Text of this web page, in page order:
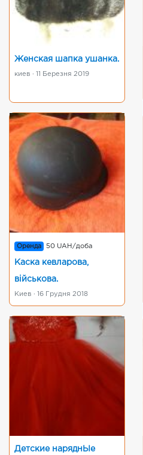
Женская шапка ушанка.
киев · 11 Березня 2019
Оренда 50 UAH/доба
Каска кевларова,
військова.
Киев · 16 Грудня 2018
Детские наряднЬІе